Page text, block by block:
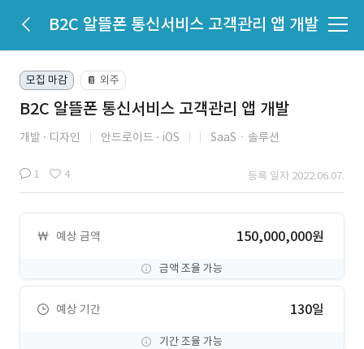
B2C 알뜰폰 통신서비스 고객관리 앱 개발
모집 마감 📔 외주
B2C 알뜰폰 통신서비스 고객관리 앱 개발
개발 디자인 안드로이드 iOS SaaSㆍ솔루션
1 4 등록 일자 2022.06.07.
예상 금액 150,000,000원
금액 조율 가능
예상 기간 130일
기간 조율 가능